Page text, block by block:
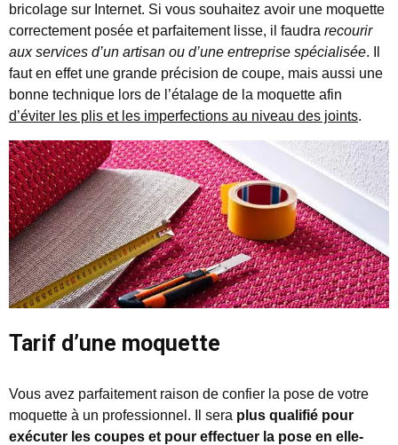
bricolage sur Internet. Si vous souhaitez avoir une moquette
correctement posée et parfaitement lisse, il faudra recourir
aux services d’un artisan ou d’une entreprise spécialisée. Il
faut en effet une grande précision de coupe, mais aussi une
bonne technique lors de l’étalage de la moquette afin
d’éviter les plis et les imperfections au niveau des joints.
Tarif d’une moquette
Vous avez parfaitement raison de confier la pose de votre
moquette à un professionnel. Il sera plus qualifié pour
exécuter les coupes et pour effectuer la pose en elle-